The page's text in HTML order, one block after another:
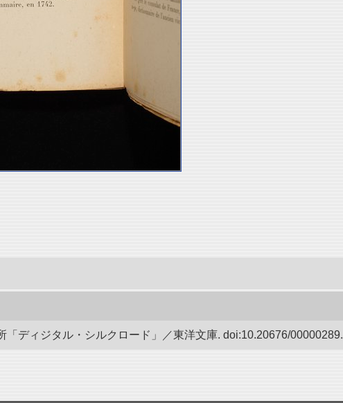
「ディジタル・シルクロード」／東洋文庫. doi:10.20676/00000289.